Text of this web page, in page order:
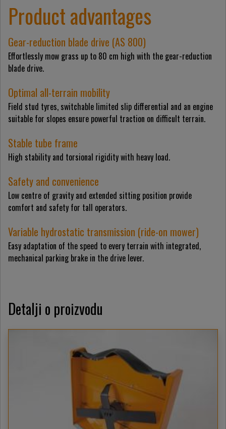
Product advantages
Gear-reduction blade drive (AS 800)
Effortlessly mow grass up to 80 cm high with the gear-reduction
blade drive.
Optimal all-terrain mobility
Field stud tyres, switchable limited slip differential and an engine
suitable for slopes ensure powerful traction on difficult terrain.
Stable tube frame
High stability and torsional rigidity with heavy load.
Safety and convenience
Low centre of gravity and extended sitting position provide
comfort and safety for tall operators.
Variable hydrostatic transmission (ride-on mower)
Easy adaptation of the speed to every terrain with integrated,
mechanical parking brake in the drive lever.
Detalji o proizvodu